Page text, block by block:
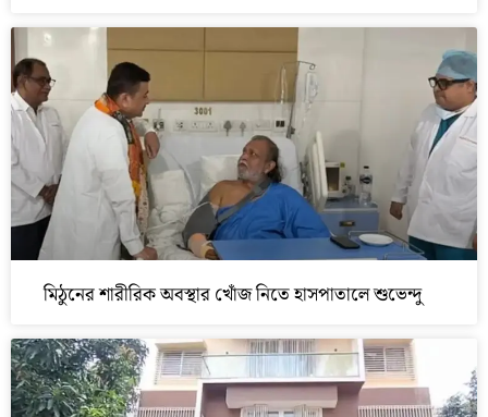
মিঠুনের শারীরিক অবস্থার খোঁজ নিতে হাসপাতালে শুভেন্দু